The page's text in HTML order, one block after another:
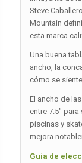
Steve
Mountain
esta marca
Una buena
ancho, la
cómo se
El ancho de
entre 7.5″
piscinas y
mejora
Guía de